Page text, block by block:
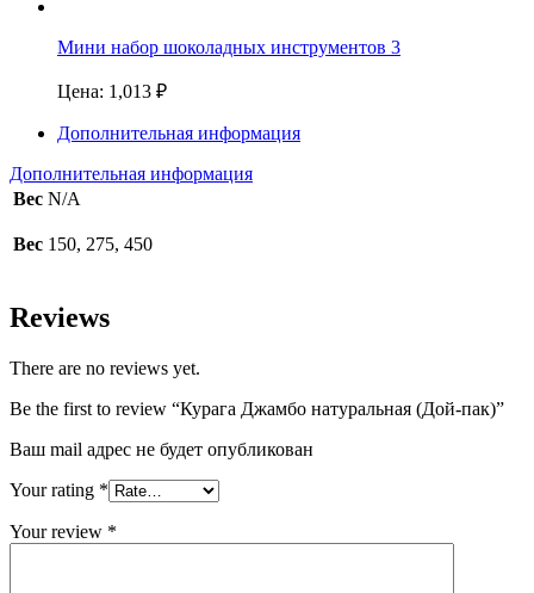
Мини набор шоколадных инструментов 3
Цена: 1,013 ₽
Дополнительная информация
Дополнительная информация
Вес N/A
Вес 150, 275, 450
Reviews
There are no reviews yet.
Be the first to review “Курага Джамбо натуральная (Дой-пак)”
Ваш mail адрес не будет опубликован
Your rating *
Your review *